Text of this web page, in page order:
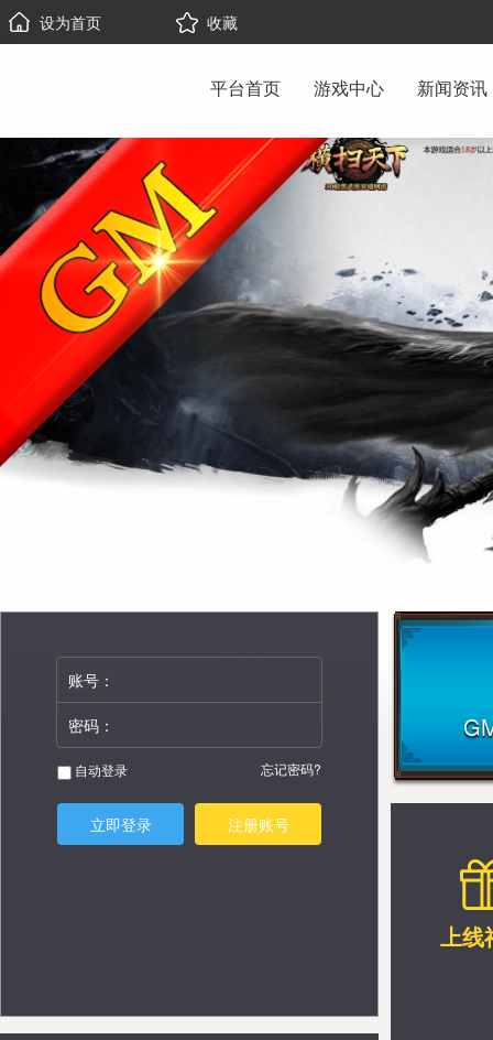
设为首页 收藏
平台首页 游戏中心 新闻资讯
账号：
密码：
自动登录 忘记密码?
立即登录 注册账号
上线